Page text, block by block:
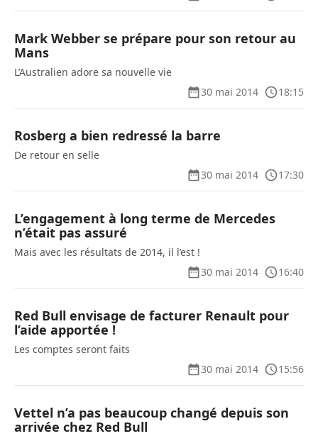
Mark Webber se prépare pour son retour au
Mans
L’Australien adore sa nouvelle vie
30 mai 2014
18:15
Rosberg a bien redressé la barre
De retour en selle
30 mai 2014
17:30
L’engagement à long terme de Mercedes
n’était pas assuré
Mais avec les résultats de 2014, il l’est !
30 mai 2014
16:40
Red Bull envisage de facturer Renault pour
l’aide apportée !
Les comptes seront faits
30 mai 2014
15:56
Vettel n’a pas beaucoup changé depuis son
arrivée chez Red Bull